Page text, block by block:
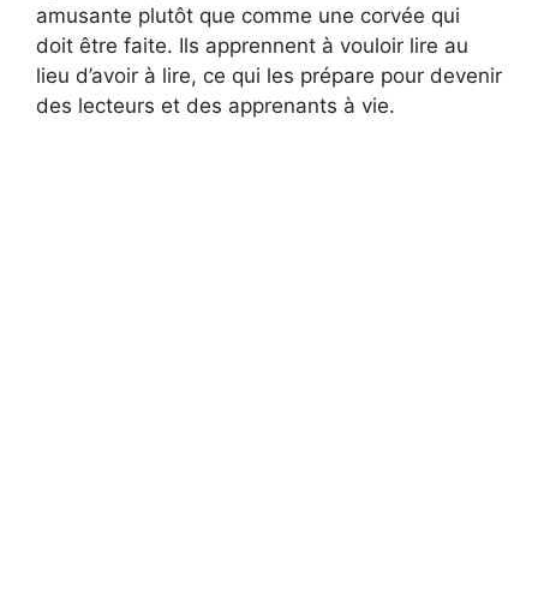
amusante plutôt que comme une corvée qui
doit être faite. Ils apprennent à vouloir lire au
lieu d’avoir à lire, ce qui les prépare pour devenir
des lecteurs et des apprenants à vie.